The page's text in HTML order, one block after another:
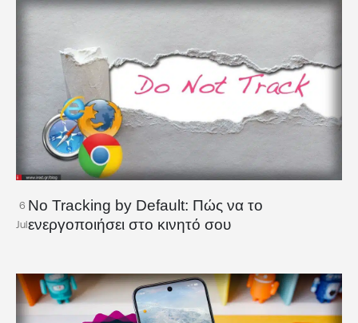
6
Jul
No Tracking by Default: Πώς να το
ενεργοποιήσει στο κινητό σου